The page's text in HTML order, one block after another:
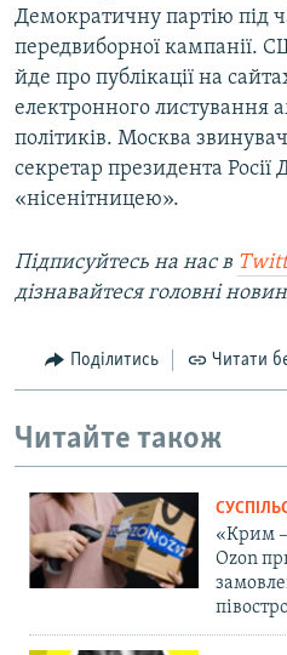
Демократичну партію під
передвиборної кампанії.
йде про публікації на
електронного листування
політиків. Москва
секретар президента
«нісенітницею».
Підписуйтесь на наc в
дізнавайтеся головні
Поділитись Читати
Читайте також
«Крим –
Ozon